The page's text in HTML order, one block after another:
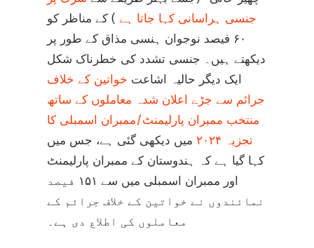
جنسی ہراسانی کہا جاتا ہے ) کے مناظر کو
۶۰ فیصد نوجوان ہنسی مذاق کے طور پر
دیکھتے ہیں۔ جنسی تشدد کی خطرناک شکل
ایک دیگر حالیہ اشاعت خواتین کے خلاف
جرائم سے جڑے اعلان شدہ معاملوں کے ساتھ
منتخب ممبران پارلیمنٹ/ممبران اسمبلی کا
تجزیہ ۲۰۲۴
میں دیکھی گئی ہے، جس میں
کہا گیا ہے کہ ہندوستان کے ممبران پارلیمنٹ
اور ممبران اسمبلی میں سے ۱۵۱ فیصد
نمائندوں نے خواتین کے خلاف جرائم کے
معاملوں کی اطلاع دی ہے۔